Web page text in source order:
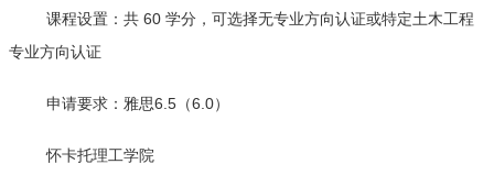
课程设置：共 60 学分，可选择无专业方向认证或特定土木工程
专业方向认证
申请要求：雅思6.5（6.0）
怀卡托理工学院